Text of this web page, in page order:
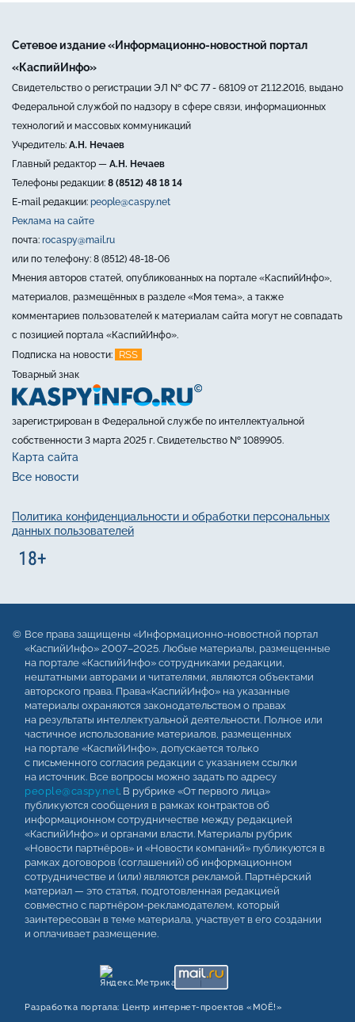
Сетевое издание «Информационно-новостной портал
«КаспийИнфо»
Свидетельство о регистрации ЭЛ № ФС 77 - 68109 от 21.12.2016, выдано
Федеральной службой по надзору в сфере связи, информационных
технологий и массовых коммуникаций
Учредитель: А.Н. Нечаев
Главный редактор — А.Н. Нечаев
Телефоны редакции: 8 (8512) 48 18 14
E-mail редакции: people@caspy.net
Реклама на сайте
почта: rocaspy@mail.ru
или по телефону: 8 (8512) 48-18-06
Мнения авторов статей, опубликованных на портале «КаспийИнфо»,
материалов, размещённых в разделе «Моя тема», а также
комментариев пользователей к материалам сайта могут не совпадать
с позицией портала «КаспийИнфо».
Подписка на новости:
RSS
Товарный знак
зарегистрирован в Федеральной службе по интеллектуальной
собственности 3 марта 2025 г. Свидетельство № 1089905.
Карта сайта
Все новости
Политика конфиденциальности и обработки персональных
данных пользователей
Все права защищены «Информационно-новостной портал
«КаспийИнфо» 2007–2025. Любые материалы, размещенные
на портале «КаспийИнфо» сотрудниками редакции,
нештатными авторами и читателями, являются объектами
авторского права. Права«КаспийИнфо» на указанные
материалы охраняются законодательством о правах
на результаты интеллектуальной деятельности. Полное или
частичное использование материалов, размещенных
на портале «КаспийИнфо», допускается только
с письменного согласия редакции с указанием ссылки
на источник. Все вопросы можно задать по адресу
people@caspy.net. В рубрике «От первого лица»
публикуются сообщения в рамках контрактов об
информационном сотрудничестве между редакцией
«КаспийИнфо» и органами власти. Материалы рубрик
«Новости партнёров» и «Новости компаний» публикуются в
рамках договоров (соглашений) об информационном
сотрудничестве и (или) являются рекламой. Партнёрский
материал — это статья, подготовленная редакцией
совместно с партнёром-рекламодателем, который
заинтересован в теме материала, участвует в его создании
и оплачивает размещение.
Разработка портала: Центр интернет‑проектов «МОЁ!»